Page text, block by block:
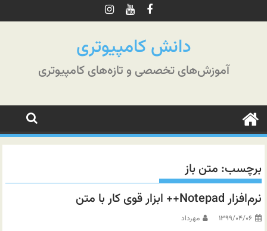
به
دانش کامپیوتری
آموزش‌های تخصصی و تازه‌های کامپیوتری
برچسب: متن باز
نرم‌افزار Notepad++ ابزار قوی کار با متن
۱۳۹۹/۰۴/۰۶ مهرداد